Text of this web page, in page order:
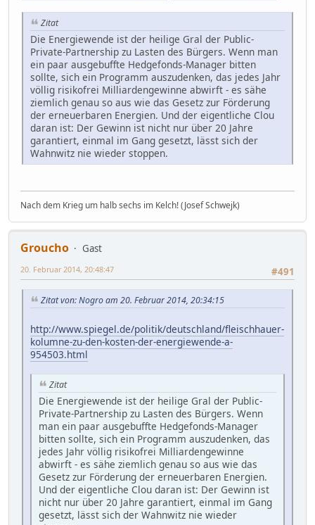
Zitat
Die Energiewende ist der heilige Gral der Public-
Private-Partnership zu Lasten des Bürgers. Wenn man
ein paar ausgebuffte Hedgefonds-Manager bitten
sollte, sich ein Programm auszudenken, das jedes Jahr
völlig risikofrei Milliardengewinne abwirft - es sähe
ziemlich genau so aus wie das Gesetz zur Förderung
der erneuerbaren Energien. Und der eigentliche Clou
daran ist: Der Gewinn ist nicht nur über 20 Jahre
garantiert, einmal im Gang gesetzt, lässt sich der
Wahnwitz nie wieder stoppen.
Nach dem Krieg um halb sechs im Kelch! (Josef Schwejk)
Groucho
Gast
#491
20. Februar 2014, 20:48:47
Zitat von: Nogro am 20. Februar 2014, 20:34:15
http://www.spiegel.de/politik/deutschland/fleischhauer-
kolumne-zu-den-kosten-der-energiewende-a-
954503.html
Zitat
Die Energiewende ist der heilige Gral der Public-
Private-Partnership zu Lasten des Bürgers. Wenn
man ein paar ausgebuffte Hedgefonds-Manager
bitten sollte, sich ein Programm auszudenken, das
jedes Jahr völlig risikofrei Milliardengewinne
abwirft - es sähe ziemlich genau so aus wie das
Gesetz zur Förderung der erneuerbaren Energien.
Und der eigentliche Clou daran ist: Der Gewinn ist
nicht nur über 20 Jahre garantiert, einmal im Gang
gesetzt, lässt sich der Wahnwitz nie wieder